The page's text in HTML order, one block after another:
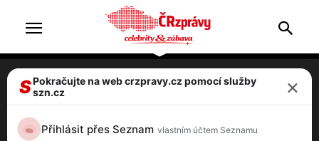
Tamara Klusová: Drama na dovolené,
SPokračujte na web crzpravy.cz pomocí služby
szn.cz
×
Přihlásit přes Seznam vlastním účtem Seznamu